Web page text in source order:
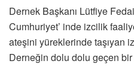
Dernek Başkanı Lütfiye
Cumhuriyet’ inde izcilik
ateşini yüreklerinde taşıyan
Derneğin dolu dolu geçen bir